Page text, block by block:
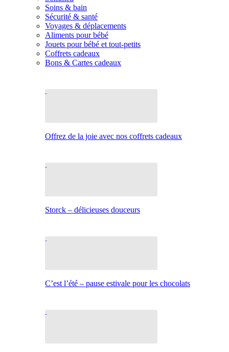
Soins & bain
Sécurité & santé
Voyages & déplacements
Aliments pour bébé
Jouets pour bébé et tout-petits
Coffrets cadeaux
Bons & Cartes cadeaux
Offrez de la joie avec nos coffrets cadeaux
Storck – délicieuses douceurs
C’est l’été – pause estivale pour les chocolats